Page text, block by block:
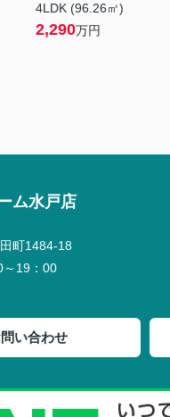
4LDK (96.26㎡)
2,290万円
ム水戸店
町1484-18
～19：00
い合わせ